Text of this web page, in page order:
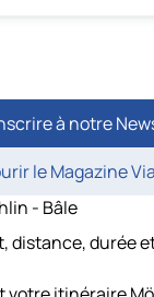
à notre
le Magazine
- Bâle
distance, durée